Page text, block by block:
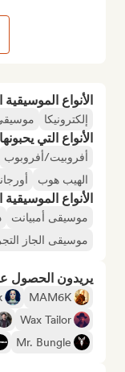
الأنواع الموسيقية
إلكترونيكا موسيقى
الأنواع التي يحبونها
أفروبيت/أفروبوب
الهيب هوب
الأنواع
موسيقى أمبيانت
موسيقى الجاز
يريدون الحصول
MAM6K
Wax Tailor
Mr. Bungle